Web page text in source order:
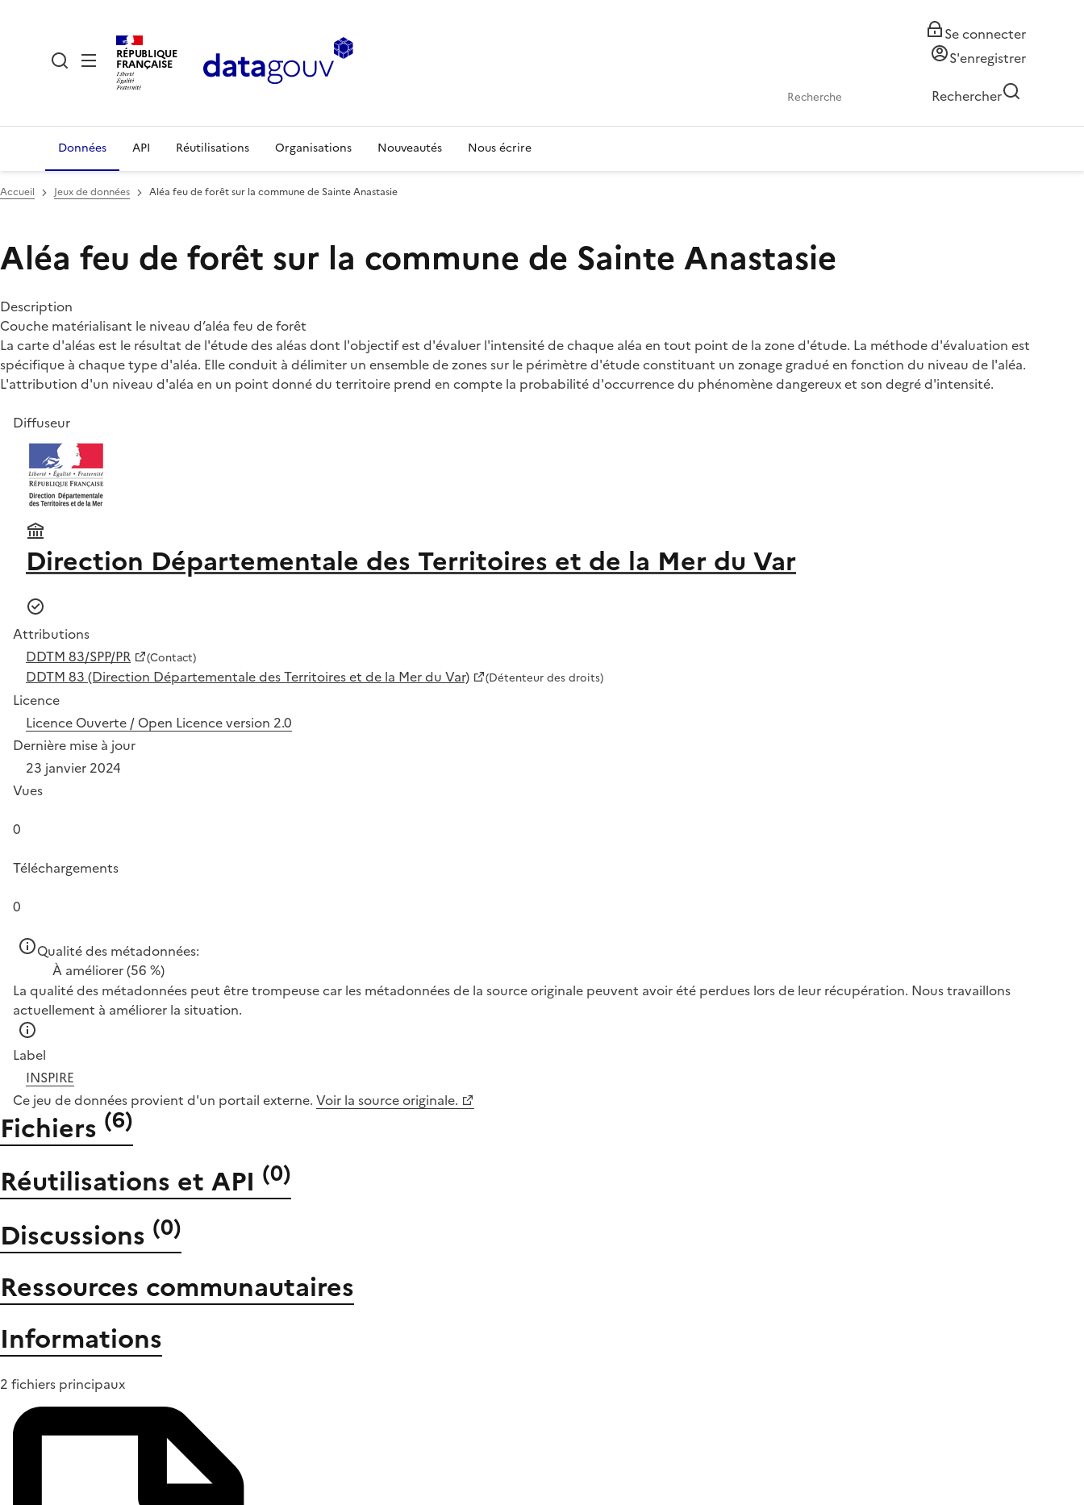
RÉPUBLIQUE
FRANÇAISE
Se connecter
S'enregistrer
Rechercher
Données API Réutilisations Organisations Nouveautés Nous écrire
Accueil Jeux de données Aléa feu de forêt sur la commune de Sainte Anastasie
Aléa feu de forêt sur la commune de Sainte Anastasie
Description
Couche matérialisant le niveau d’aléa feu de forêt
La carte d'aléas est le résultat de l'étude des aléas dont l'objectif est d'évaluer l'intensité de chaque aléa en tout point de la zone d'étude. La méthode d'évaluation est
spécifique à chaque type d'aléa. Elle conduit à délimiter un ensemble de zones sur le périmètre d'étude constituant un zonage gradué en fonction du niveau de l'aléa.
L'attribution d'un niveau d'aléa en un point donné du territoire prend en compte la probabilité d'occurrence du phénomène dangereux et son degré d'intensité.
Diffuseur
Direction Départementale des Territoires et de la Mer du Var
Attributions
DDTM 83/SPP/PR
(Contact)
DDTM 83 (Direction Départementale des Territoires et de la Mer du Var) (Détenteur des droits)
Licence
Licence Ouverte / Open Licence version 2.0
Dernière mise à jour
23 janvier 2024
Vues
0
Téléchargements
0
Qualité des métadonnées:
À améliorer(56 %)
La qualité des métadonnées peut être trompeuse car les métadonnées de la source originale peuvent avoir été perdues lors de leur récupération. Nous travaillons
actuellement à améliorer la situation.
Label
INSPIRE
Ce jeu de données provient d'un portail externe. Voir la source originale.
Fichiers (6)
Réutilisations et API (0)
Discussions (0)
Ressources communautaires
Informations
2 fichiers principaux